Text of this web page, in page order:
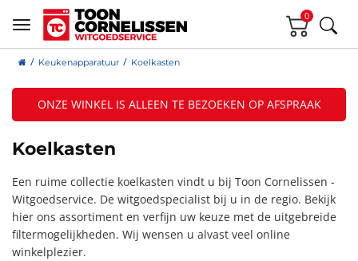
0
Keukenapparatuur Koelkasten
ONZE WINKEL IS ALLEEN TE BEZOEKEN OP AFSPRAAK
Koelkasten
Een ruime collectie koelkasten vindt u bij Toon Cornelissen -
Witgoedservice. De witgoedspecialist bij u in de regio. Bekijk
hier ons assortiment en verfijn uw keuze met de uitgebreide
filtermogelijkheden. Wij wensen u alvast veel online
winkelplezier.